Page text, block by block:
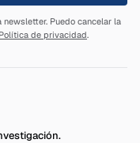
Puedo cancelar la
Política de privacidad.